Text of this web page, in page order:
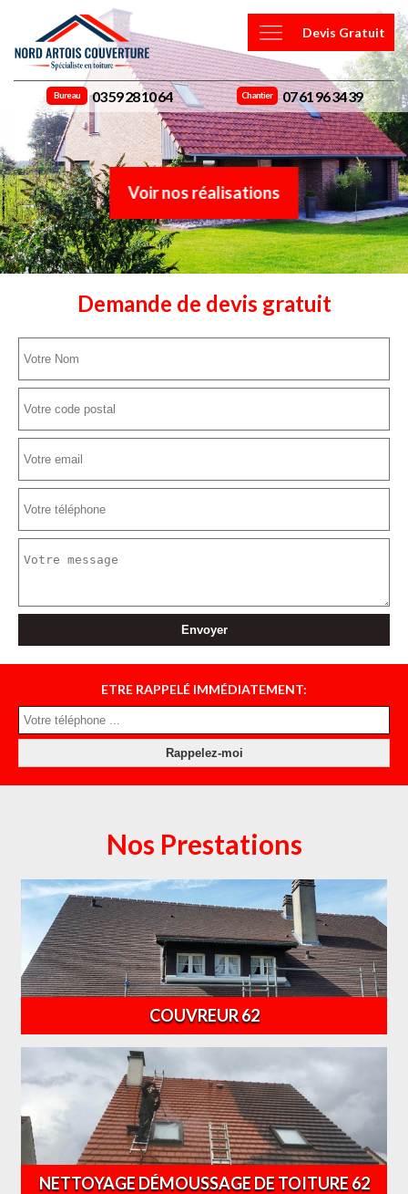
Devis Gratuit
Bureau 03 59 28 10 64 Chantier 07 61 96 34 39
Voir nos réalisations
Demande de devis gratuit
ETRE RAPPELÉ IMMÉDIATEMENT:
Nos Prestations
COUVREUR 62
NETTOYAGE DÉMOUSSAGE DE TOITURE 62